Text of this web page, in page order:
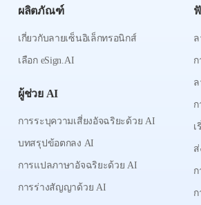
ผลิตภัณฑ์
เกี่ยวกับลายเซ็นอิเล็กทรอนิกส์
เลือก eSign.AI
ผู้ช่วย AI
การระบุความเสี่ยงอัจฉริยะด้วย AI
บทสรุปข้อตกลง AI
การแปลภาษาอัจฉริยะด้วย AI
การร่างสัญญาด้วย AI
ก
ก